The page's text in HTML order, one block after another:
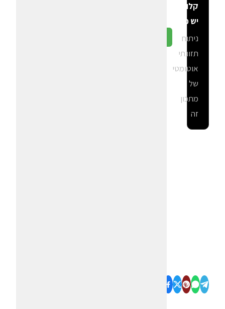
קלוריות
יש פה?
ניתוח
תזונתי
אוטומטי
של
מתכון
זה